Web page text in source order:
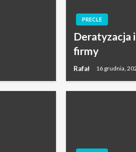
PRECLE
Deratyzacja
firmy
Rafał 16 grudnia,